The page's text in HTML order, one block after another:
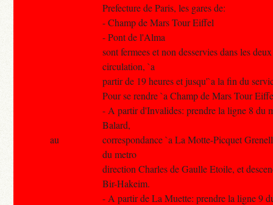
Prefecture de Paris, les gares de:
- Champ de Mars Tour Eiffel
- Pont de l'Alma
sont fermees et non desservies dans les
circulation, `a
partir de 19 heures et jusqu'`a la fin du
Pour se rendre `a Champ de Mars Tour
- A partir d'Invalides: prendre la ligne 8 du
Balard,
correspondance `a La Motte-Picquet
du metro
direction Charles de Gaulle Etoile, et
Bir-Hakeim.
- A partir de La Muette: prendre la ligne 9
au